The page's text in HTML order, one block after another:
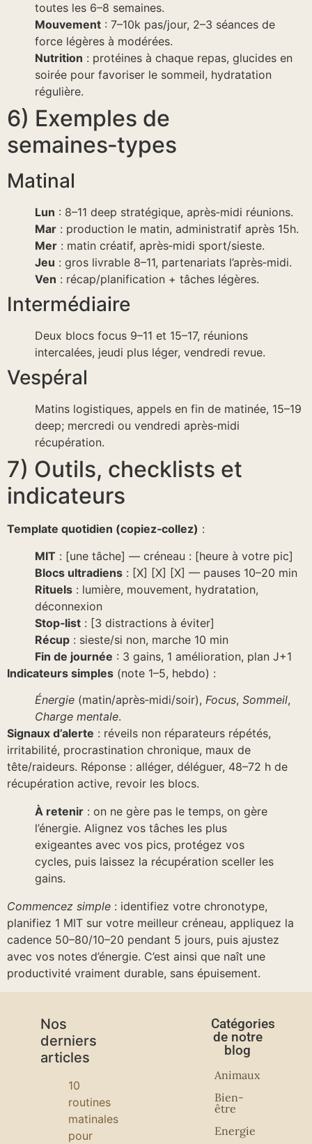
toutes les 6–8 semaines.
Mouvement : 7–10k pas/jour, 2–3 séances de
force légères à modérées.
Nutrition : protéines à chaque repas, glucides en
soirée pour favoriser le sommeil, hydratation
régulière.
6) Exemples de
semaines‑types
Matinal
Lun : 8–11 deep stratégique, après‑midi réunions.
Mar : production le matin, administratif après 15h.
Mer : matin créatif, après‑midi sport/sieste.
Jeu : gros livrable 8–11, partenariats l’après‑midi.
Ven : récap/planification + tâches légères.
Intermédiaire
Deux blocs focus 9–11 et 15–17, réunions
intercalées, jeudi plus léger, vendredi revue.
Vespéral
Matins logistiques, appels en fin de matinée, 15–19
deep; mercredi ou vendredi après‑midi
récupération.
7) Outils, checklists et
indicateurs
Template quotidien (copiez‑collez) :
MIT : [une tâche] — créneau : [heure à votre pic]
Blocs ultradiens : [X] [X] [X] — pauses 10–20 min
Rituels : lumière, mouvement, hydratation,
déconnexion
Stop‑list : [3 distractions à éviter]
Récup : sieste/si non, marche 10 min
Fin de journée : 3 gains, 1 amélioration, plan J+1
Indicateurs simples (note 1–5, hebdo) :
Énergie (matin/après‑midi/soir), Focus, Sommeil,
Charge mentale.
Signaux d’alerte : réveils non réparateurs répétés,
irritabilité, procrastination chronique, maux de
tête/raideurs. Réponse : alléger, déléguer, 48–72 h de
récupération active, revoir les blocs.
À retenir : on ne gère pas le temps, on gère
l’énergie. Alignez vos tâches les plus
exigeantes avec vos pics, protégez vos
cycles, puis laissez la récupération sceller les
gains.
Commencez simple : identifiez votre chronotype,
planifiez 1 MIT sur votre meilleur créneau, appliquez la
cadence 50–80/10–20 pendant 5 jours, puis ajustez
avec vos notes d’énergie. C’est ainsi que naît une
productivité vraiment durable, sans épuisement.
Nos
derniers
articles
10
routines
matinales
pour
Catégories
de notre
blog
Animaux
Bien-
être
Energie